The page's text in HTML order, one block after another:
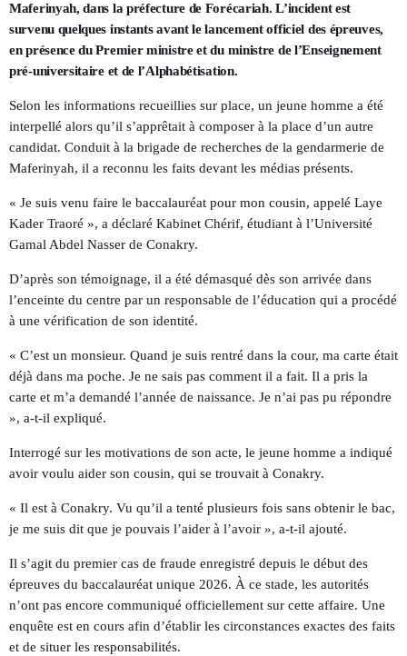
Maferinyah, dans la préfecture de Forécariah. L’incident est
survenu quelques instants avant le lancement officiel des épreuves,
en présence du Premier ministre et du ministre de l’Enseignement
pré-universitaire et de l’Alphabétisation.
Selon les informations recueillies sur place, un jeune homme a été
interpellé alors qu’il s’apprêtait à composer à la place d’un autre
candidat. Conduit à la brigade de recherches de la gendarmerie de
Maferinyah, il a reconnu les faits devant les médias présents.
« Je suis venu faire le baccalauréat pour mon cousin, appelé Laye
Kader Traoré », a déclaré Kabinet Chérif, étudiant à l’Université
Gamal Abdel Nasser de Conakry.
D’après son témoignage, il a été démasqué dès son arrivée dans
l’enceinte du centre par un responsable de l’éducation qui a procédé
à une vérification de son identité.
« C’est un monsieur. Quand je suis rentré dans la cour, ma carte était
déjà dans ma poche. Je ne sais pas comment il a fait. Il a pris la
carte et m’a demandé l’année de naissance. Je n’ai pas pu répondre
», a-t-il expliqué.
Interrogé sur les motivations de son acte, le jeune homme a indiqué
avoir voulu aider son cousin, qui se trouvait à Conakry.
« Il est à Conakry. Vu qu’il a tenté plusieurs fois sans obtenir le bac,
je me suis dit que je pouvais l’aider à l’avoir », a-t-il ajouté.
Il s’agit du premier cas de fraude enregistré depuis le début des
épreuves du baccalauréat unique 2026. À ce stade, les autorités
n’ont pas encore communiqué officiellement sur cette affaire. Une
enquête est en cours afin d’établir les circonstances exactes des faits
et de situer les responsabilités.